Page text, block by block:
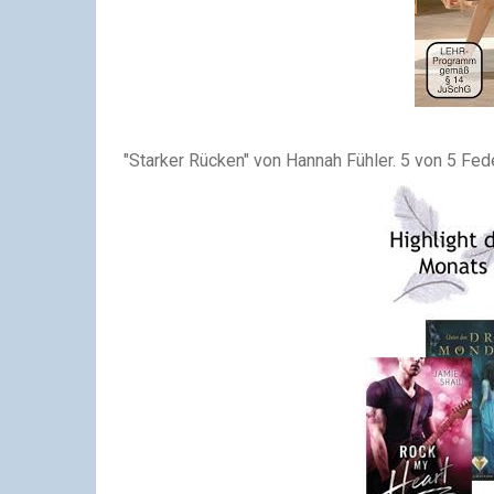
"Starker Rücken" von Hannah Fühler. 5 von 5